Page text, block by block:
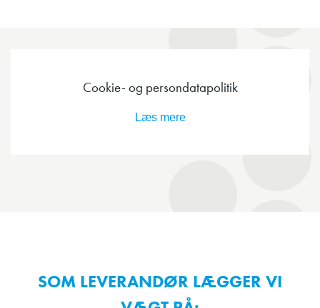
Cookie- og persondatapolitik
Læs mere
SOM LEVERANDØR LÆGGER VI